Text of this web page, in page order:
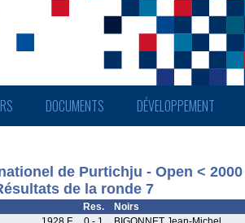
DOCUMENTS DÉVELOPPEMENT
de Purtichju - Open < 2000
de la ronde 7
Res. Noirs